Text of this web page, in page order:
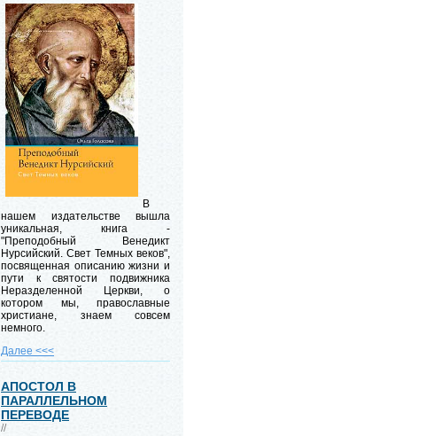
В
нашем издательстве вышла
уникальная, книга -
"Преподобный Венедикт
Нурсийский. Свет Темных веков",
посвященная описанию жизни и
пути к святости подвижника
Неразделенной Церкви, о
котором мы, православные
христиане, знаем совсем
немного.
Далее <<<
АПОСТОЛ В
ПАРАЛЛЕЛЬНОМ
ПЕРЕВОДЕ
//